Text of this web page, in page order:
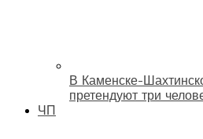
В Каменске-
претендуют три
ЧП